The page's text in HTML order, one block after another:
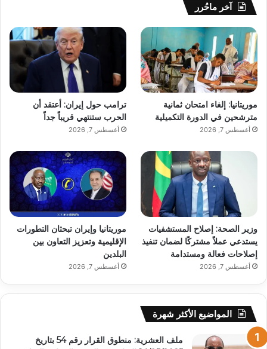
آخر ماحُرر
موريتانيا: إلغاء امتحان ثمانية
مترشحين في الدورة التكميلية
أغسطس 7, 2026
ترامب حول إيران: أعتقد أن
الحرب ستنتهي قريباً جداً
أغسطس 7, 2026
وزير الصحة: إصلاح المستشفيات
يستدعي عملاً مشتركًا لضمان تنفيذ
إصلاحات فعالة ومستدامة
أغسطس 7, 2026
موريتانيا وإيران تبحثان التطورات
الإقليمية وتعزيز التعاون بين
البلدين
أغسطس 7, 2026
المواضيع الأكثر شهرة
ملف العشرية: منطوق القرار رقم 54 بتاريخ